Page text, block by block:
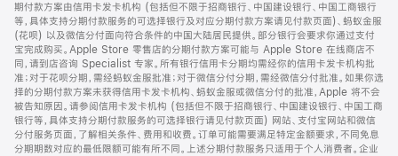
期付款方案由信用卡发卡机构 (包括但不限于招商银行、中国建设银行、中国工商银行
等，具体支持分期付款服务的可选择银行及对应分期付款方案请见付款页面)、蚂蚁金服
(花呗) 以及微信分付面向符合条件的中国大陆居民提供。部分银行会要求你通过支付
宝完成购买。Apple Store 零售店的分期付款方案可能与 Apple Store 在线商店不
同，请到店咨询 Specialist 专家。所有银行信用卡分期均需经你的信用卡发卡机构批
准；对于花呗分期，需经蚂蚁金服批准；对于微信分付分期，需经微信分付批准。如果你选
择的分期付款方案未获得信用卡发卡机构、蚂蚁金服或微信分付的批准，Apple 将不会
被告知原因。请参阅信用卡发卡机构 (包括但不限于招商银行、中国建设银行、中国工商
银行等，具体支持分期付款服务的可选择银行请见付款页面) 网站、支付宝网站和微信
分付服务页面，了解相关条件、费用和收费。订单可能需要满足特定金额要求，不同免息
分期期数对应的最低限额可能有所不同。上述分期付款服务只适用于个人消费者。企业